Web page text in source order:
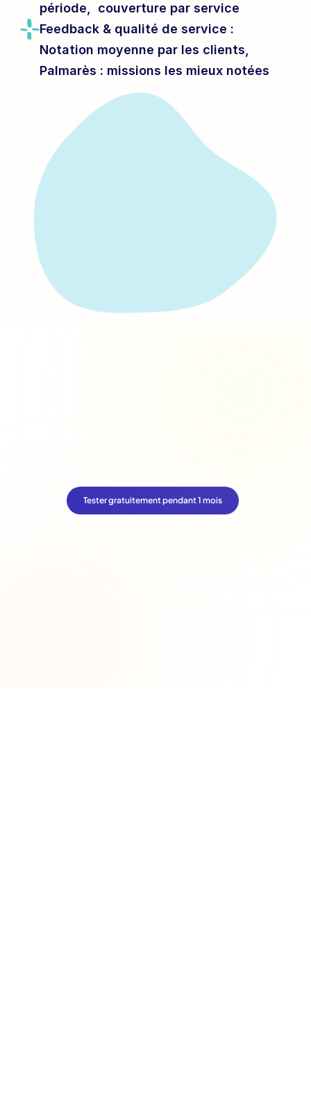
période,
couverture par service
Feedback & qualité de service :
Notation moyenne
Palmarès : missions les mieux notées
Tester gratuitement pendant 1 mois